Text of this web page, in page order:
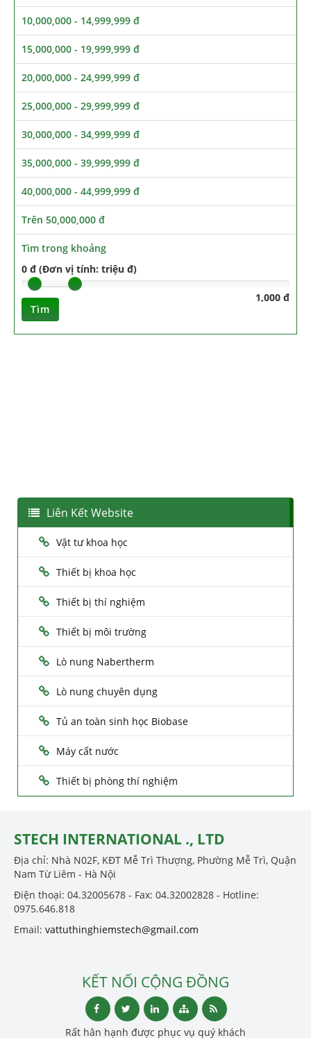
10,000,000 - 14,999,999 đ
15,000,000 - 19,999,999 đ
20,000,000 - 24,999,999 đ
25,000,000 - 29,999,999 đ
30,000,000 - 34,999,999 đ
35,000,000 - 39,999,999 đ
40,000,000 - 44,999,999 đ
Trên 50,000,000 đ
Tìm trong khoảng
0 đ (Đơn vị tính: triệu đ)
1,000 đ
Tìm
Liên Kết Website
Vật tư khoa học
Thiết bị khoa học
Thiết bị thí nghiệm
Thiết bị môi trường
Lò nung Nabertherm
Lò nung chuyên dụng
Tủ an toàn sinh học Biobase
Máy cất nước
Thiết bị phòng thí nghiệm
STECH INTERNATIONAL ., LTD
Địa chỉ: Nhà N02F, KĐT Mễ Trì Thượng, Phường Mễ Trì, Quận
Nam Từ Liêm - Hà Nội
Điện thoại: 04.32005678 - Fax: 04.32002828 - Hotline:
0975.646.818
Email: vattuthinghiemstech@gmail.com
KẾT NỐI CỘNG ĐỒNG
Rất hân hạnh được phục vụ quý khách